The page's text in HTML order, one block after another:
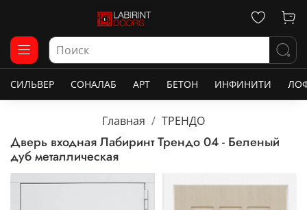
СИЛЬВЕР СОНАЛАБ АРТ БЕТОН ИНФИНИТИ
Главная ТРЕНДО
Дверь входная Лабиринт Трендо 04 - Беленый
дуб металлическая